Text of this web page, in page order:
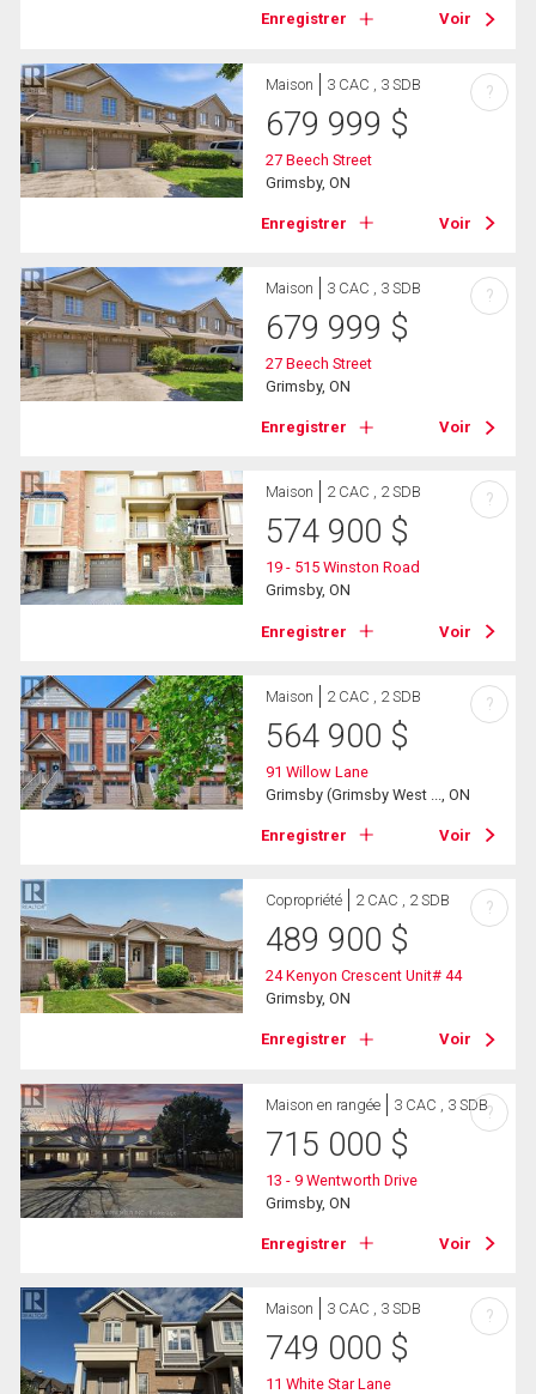
Enregistrer Voir
Maison 3 CAC , 3 SDB
679 999 $
27 Beech Street
Grimsby, ON
Enregistrer Voir
?
Maison 3 CAC , 3 SDB
679 999 $
27 Beech Street
Grimsby, ON
Enregistrer Voir
?
Maison 2 CAC , 2 SDB
574 900 $
19 - 515 Winston Road
Grimsby, ON
Enregistrer Voir
?
Maison 2 CAC , 2 SDB
564 900 $
91 Willow Lane
Grimsby (Grimsby West ..., ON
Enregistrer Voir
?
Copropriété 2 CAC , 2 SDB
489 900 $
24 Kenyon Crescent Unit# 44
Grimsby, ON
Enregistrer Voir
?
Maison en rangée 3 CAC , 3 SDB
715 000 $
13 - 9 Wentworth Drive
Grimsby, ON
Enregistrer Voir
?
Maison 3 CAC , 3 SDB
749 000 $
11 White Star Lane
?